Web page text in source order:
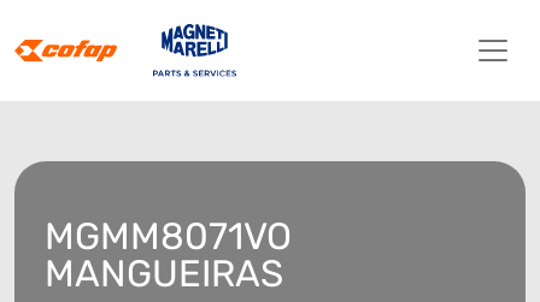
MGMM8071VO
MANGUEIRAS